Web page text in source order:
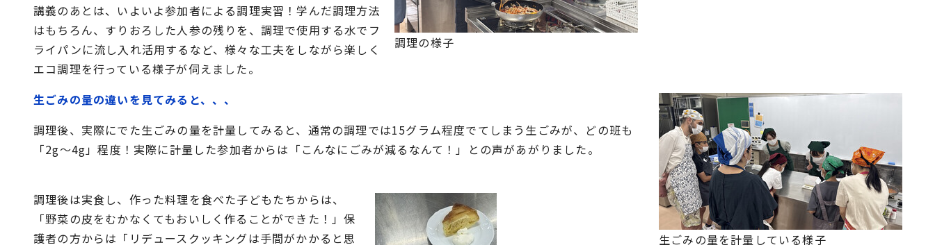
調理の様子
講義のあとは、いよいよ参加者による調理実習！学んだ調理方法
はもちろん、すりおろした人参の残りを、調理で使用する水でフ
ライパンに流し入れ活用するなど、様々な工夫をしながら楽しく
エコ調理を行っている様子が伺えました。
生ごみの量を計量している様子
生ごみの量の違いを見てみると、、、
調理後、実際にでた生ごみの量を計量してみると、通常の調理では15グラム程度でてしまう生ごみが、どの班も
「2g～4g」程度！実際に計量した参加者からは「こんなにごみが減るなんて！」との声があがりました。
調理後は実食し、作った料理を食べた子どもたちからは、
「野菜の皮をむかなくてもおいしく作ることができた！」保
護者の方からは「リデュースクッキングは手間がかかると思